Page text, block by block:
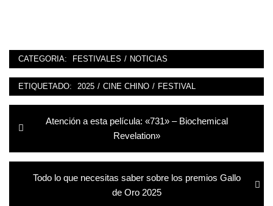
CATEGORIA: FESTIVALES / NOTICIAS
ETIQUETADO: 2025 / CINE CHINO / FESTIVAL
Navegación
de
entradas
Entrada
Atención a esta película: «731» – Biochemical
Revelation»
Entrada
Todo lo que necesitas saber sobre los premios Gallo
de Oro 2025